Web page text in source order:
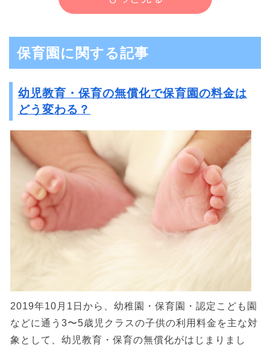
保育園に関する記事
幼児教育・保育の無償化で保育園の料金は
どう変わる？
2019年10月1日から、幼稚園・保育園・認定こども園
などに通う3〜5歳児クラスの子供の利用料金を主な対
象として、幼児教育・保育の無償化がはじまりまし